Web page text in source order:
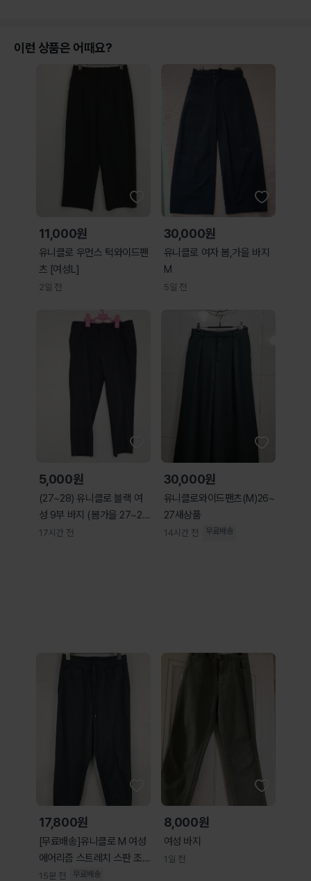
이런 상품은 어때요?
11,000원
유니클로 우먼스 턱와이드팬
츠 [여성L]
2일 전
30,000원
유니클로 여자 봄,가을 바지
M
5일 전
5,000원
(27~28) 유니클로 블랙 여
성 9부 바지 (봄가을 27~2
8)
17시간 전
30,000원
유니클로와이드팬츠(M)26~
27새상품
14시간 전 무료배송
17,800원
[무료배송]유니클로 M 여성
에어리즘 스트레치 스판 조
거 팬츠 기능성 바
15분 전 무료배송
8,000원
여성 바지
1일 전